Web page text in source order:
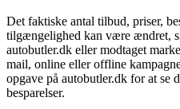
Det faktiske antal tilbud, priser,
tilgængelighed kan være ændret,
autobutler.dk eller modtaget
mail, online eller offline
opgave på autobutler.dk for at se
besparelser.